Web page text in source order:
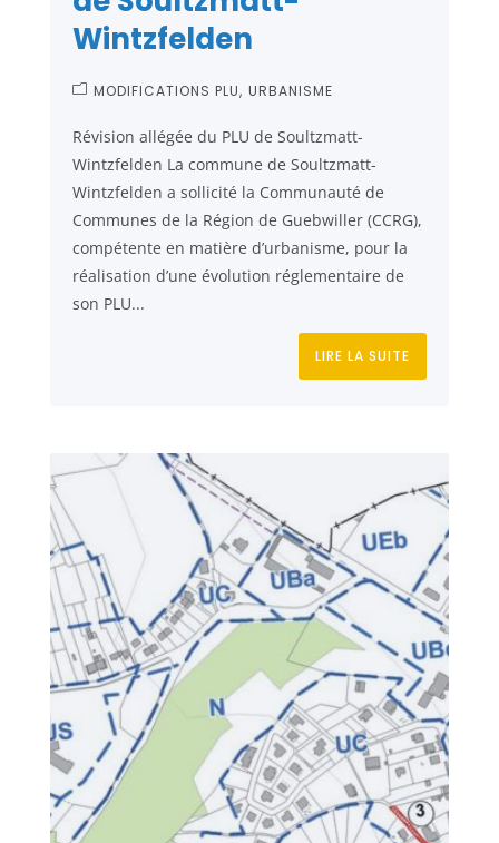
Wintzfelden
MODIFICATIONS PLU URBANISME
Révision allégée du PLU de Soultzmatt-
Wintzfelden La commune de Soultzmatt-
Wintzfelden a sollicité la Communauté de
Communes de la Région de Guebwiller (CCRG),
compétente en matière d’urbanisme, pour la
réalisation d’une évolution réglementaire de
son PLU...
LIRE LA SUITE